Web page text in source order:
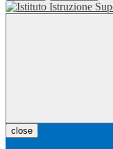
close